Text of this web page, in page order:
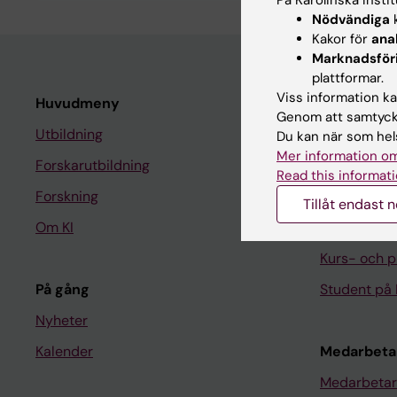
Huvudmeny
Utbildning
Forskarutbildning
Forskning
Om KI
På gång
Nyheter
Kalender
Student
Ladok
Canvas
Schema
Kurs- och
Student på
Nödvändiga
Kakor för
plattformar.
Viss information
Genom att
Du kan när som
Mer information
Read this
Tillåt endast